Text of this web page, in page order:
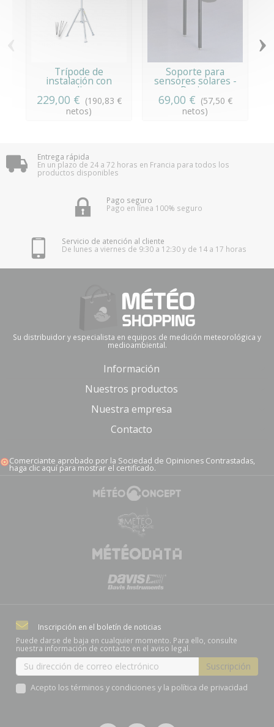
Trípode de
instalación con
sardinas
229,00 € (190,83 €
netos)
Soporte para
sensores solares -
Davis...
69,00 € (57,50 €
netos)
›
Entrega rápida
En un plazo de 24 a 72 horas en Francia para todos los
productos disponibles
Pago seguro
Pago en línea 100% seguro
Servicio de atención al cliente
De lunes a viernes de 9:30 a 12:30 y de 14 a 17 horas
Su distribuidor y especialista en equipos de medición meteorológica y
medioambiental.
Información
Nuestros productos
Nuestra empresa
Contacto
Comerciante aprobado por la Sociedad de Opiniones Contrastadas,
haga clic aquí para mostrar el certificado.
Inscripción en el boletín de noticias
Puede darse de baja en cualquier momento. Para ello, consulte
nuestra información de contacto en el aviso legal.
Acepto los términos y condiciones y la política de privacidad